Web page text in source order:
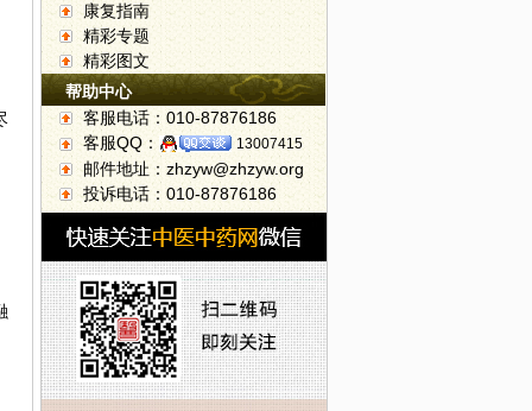
康复指南
精彩专题
精彩图文
帮助中心
客服电话：010-87876186
客服QQ：
13007415
邮件地址：zhzyw@zhzyw.org
投诉电话：010-87876186